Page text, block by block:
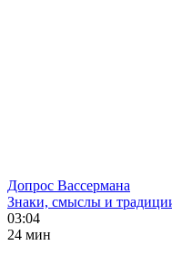
Допрос Вассермана
Знаки, смыслы и
03:04
24 мин